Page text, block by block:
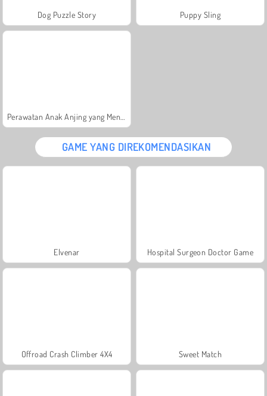
Dog Puzzle Story Puppy Sling
GAME YANG DIREKOMENDASIKAN
Elvenar Hospital Surgeon Doctor Game
Offroad Crash Climber 4X4 Sweet Match